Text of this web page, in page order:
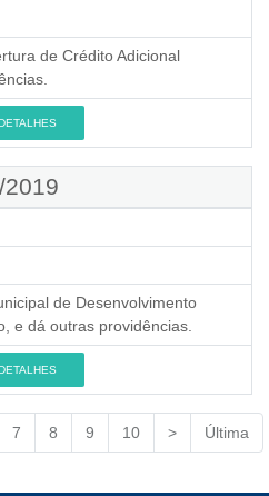
de Crédito Adicional
de Desenvolvimento
e dá outras providências.
7 8 9 10 > Última